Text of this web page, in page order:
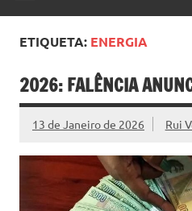
ETIQUETA: ENERGIA
2026: FALÊNCIA
13 de Janeiro de 2026 Rui